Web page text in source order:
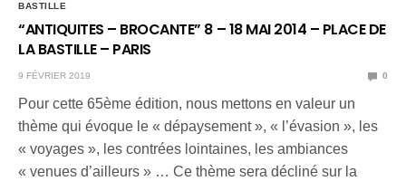
BASTILLE
“ANTIQUITES – BROCANTE” 8 – 18 MAI 2014 – PLACE DE
LA BASTILLE – PARIS
9 FÉVRIER 2019 0
Pour cette 65ème édition, nous mettons en valeur un
thème qui évoque le « dépaysement », « l’évasion », les
« voyages », les contrées lointaines, les ambiances
« venues d’ailleurs » … Ce thème sera décliné sur la